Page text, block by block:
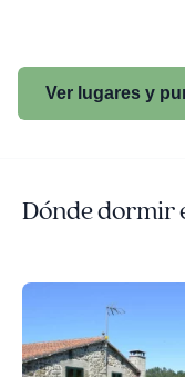
Ver lugares y
Dónde dormir